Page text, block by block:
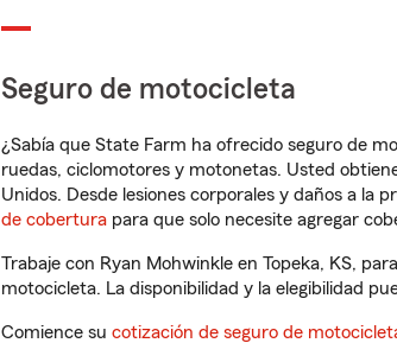
Seguro de motocicleta
¿Sabía que State Farm ha ofrecido seguro de
ruedas, ciclomotores y motonetas. Usted
Unidos. Desde lesiones corporales y daños a la
de cobertura para que solo necesite agregar
Trabaje con Ryan Mohwinkle en Topeka, KS,
motocicleta. La disponibilidad y la elegibilidad
Comience su cotización de seguro de